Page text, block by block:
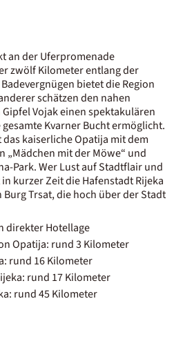
an der Uferpromenade
zwölf Kilometer entlang der
bietet die Region
schätzen den nahen
Vojak einen spektakulären
Kvarner Bucht ermöglicht.
kaiserliche Opatija mit dem
„Mädchen mit der Möwe“ und
Park. Wer Lust auf Stadtflair und
kurzer Zeit die Hafenstadt Rijeka
Trsat, die hoch über der Stadt
direkter Hotellage
Opatija: rund 3 Kilometer
rund 16 Kilometer
rund 17 Kilometer
rund 45 Kilometer